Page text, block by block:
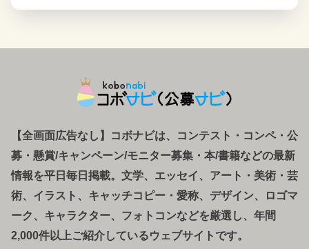
【全画面広告なし】コボナビは、コンテスト・コンペ・ 公
募 ・ 懸賞/キャンペーン/モニター募集・本/書籍などの最新
情報を平日毎日掲載。文学、エッセイ、アート・美術・芸
術、イラスト、キャッチコピー・愛称、デザイン、ロゴマ
ーク、キャラクター、フォトコンなどを厳選し、年間
2,000件以上ご紹介しているウェブサイトです。